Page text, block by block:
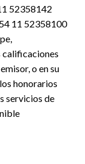
52358142
11 52358100
calificaciones
o en su
honorarios
servicios de